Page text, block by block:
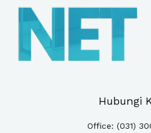
Hubungi
Office: (031)